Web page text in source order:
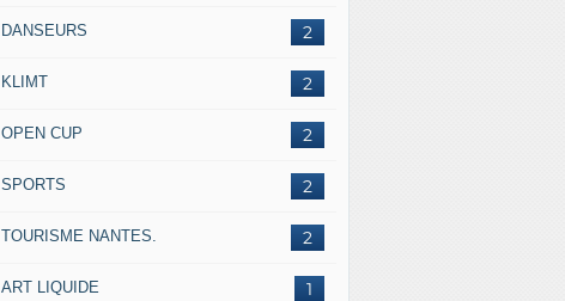
2
DANSEURS
2
KLIMT
2
OPEN CUP
2
SPORTS
2
TOURISME NANTES.
1
ART LIQUIDE